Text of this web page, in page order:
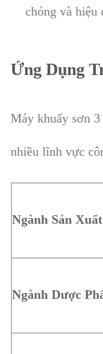
chóng và hiệu
Ứng Dụng
Máy khuấy sơn
nhiều lĩnh vực
Ngành Sản
Ngành Dược